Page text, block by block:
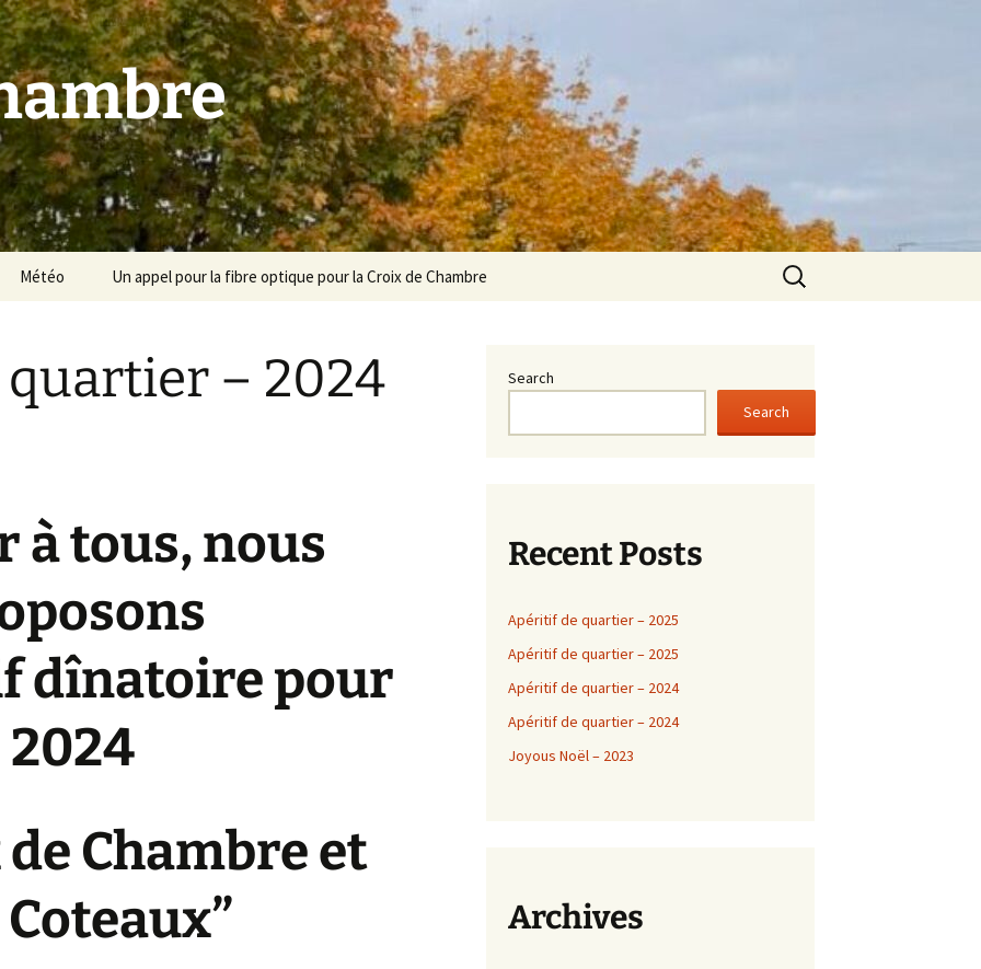
Météo Un appel pour la fibre optique pour la Croix de Chambre
Search
for:
– 2024
à tous, nous
dînatoire pour
2024
de Chambre et
Coteaux”
Search
Search
Recent Posts
Apéritif de quartier – 2025
Apéritif de quartier – 2025
Apéritif de quartier – 2024
Apéritif de quartier – 2024
Joyous Noël – 2023
Archives